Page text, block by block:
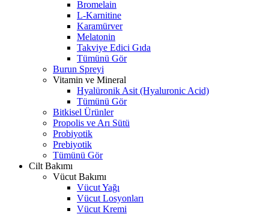
Bromelain
L-Karnitine
Karamürver
Melatonin
Takviye Edici Gıda
Tümünü Gör
Burun Spreyi
Vitamin ve Mineral
Hyalüronik Asit (Hyaluronic Acid)
Tümünü Gör
Bitkisel Ürünler
Propolis ve Arı Sütü
Probiyotik
Prebiyotik
Tümünü Gör
Cilt Bakımı
Vücut Bakımı
Vücut Yağı
Vücut Losyonları
Vücut Kremi